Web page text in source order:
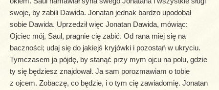
swoje, by zabili Dawida. Jonatan jednak bardzo upodobał
sobie Dawida. Uprzedził więc Jonatan Dawida, mówiąc:
Ojciec mój, Saul, pragnie cię zabić. Od rana miej się na
baczności; udaj się do jakiejś kryjówki i pozostań w ukryciu.
Tymczasem ja pójdę, by stanąć przy mym ojcu na polu, gdzie
ty się będziesz znajdował. Ja sam porozmawiam o tobie
z ojcem. Zobaczę, co będzie, i o tym cię zawiadomię. Jonatan